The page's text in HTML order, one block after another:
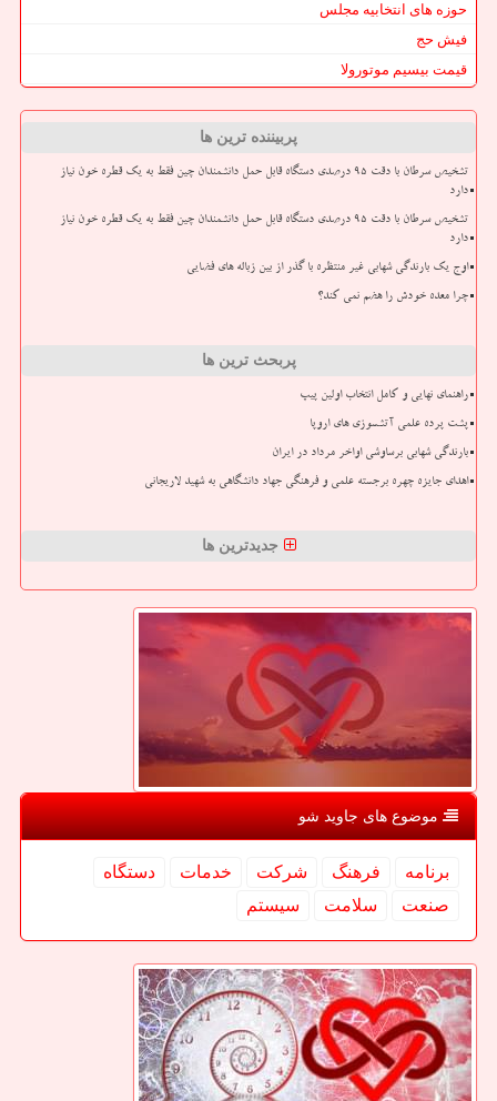
حوزه های انتخابیه مجلس
فیش حج
قیمت بیسیم موتورولا
پربیننده ترین ها
تشخیص سرطان با دقت ۹۵ درصدی دستگاه قابل حمل دانشمندان چین فقط به یک قطره خون نیاز
دارد
تشخیص سرطان با دقت ۹۵ درصدی دستگاه قابل حمل دانشمندان چین فقط به یک قطره خون نیاز
دارد
اوج یک بارندگی شهابی غیر منتظره با گذر از بین زباله های فضایی
چرا معده خودش را هضم نمی کند؟
پربحث ترین ها
راهنمای نهایی و کامل انتخاب اولین پیپ
پشت پرده علمی آتشسوزی های اروپا
بارندگی شهابی برساوشی اواخر مرداد در ایران
اهدای جایزه چهره برجسته علمی و فرهنگی جهاد دانشگاهی به شهید لاریجانی
جدیدترین ها
موضوع های جاوید شو
برنامه فرهنگ شركت خدمات
دستگاه
صنعت
سلامت سیستم